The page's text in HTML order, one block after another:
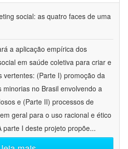
social: as quatro faces de uma
a aplicação empírica dos
em saúde coletiva para criar e
vertentes: (Parte I) promoção da
no Brasil envolvendo a
e (Parte II) processos de
geral para o uso racional e ético
parte I deste projeto propõe...